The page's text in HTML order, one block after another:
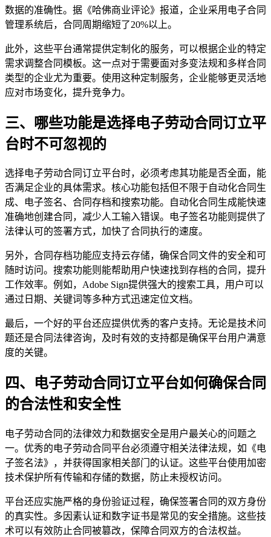
数据的准确性。据《哈佛商业评论》报道，企业采用电子合同
管理系统后，合同周期缩短了20%以上。
此外，这些平台通常提供定制化的服务，可以根据企业的特定
需求调整合同模板。这一点对于需要面对多变法规和多样合同
类型的企业尤为重要。使用这种定制服务，企业能够更灵活地
应对市场变化，提升竞争力。
三、哪些功能是选择电子劳动合同订立平
台时不可忽视的
选择电子劳动合同订立平台时，必须考虑其功能是否全面，能
否满足企业的具体需求。核心功能包括但不限于自动化合同生
成、电子签名、合同存档和搜索功能。自动化合同生成能快速
准确地创建合同，减少人工输入错误。电子签名功能则提供了
法律认可的签署方式，加快了合同执行的速度。
另外，合同存档功能应支持云存储，确保合同文件的安全和可
随时访问。搜索功能则能帮助用户快速找到存档的合同，提升
工作效率。例如，Adobe Sign提供强大的搜索工具，用户可以
通过日期、关键词等多种方式迅速定位文档。
最后，一个好的平台还应提供优秀的客户支持。无论是技术问
题还是合同法律咨询，及时有效的支持都是确保平台用户满意
度的关键。
四、电子劳动合同订立平台如何确保合同
的合法性和安全性
电子劳动合同的法律效力和数据安全是用户最关心的问题之
一。优秀的电子劳动合同平台必须遵守相关法律法规，如《电
子签名法》，并获得国家相关部门的认证。这些平台使用加密
技术保护所有传输和存储的数据，防止未授权访问。
平台还应实施严格的身份验证过程，确保签署合同的双方身份
的真实性。多因素认证和数字证书是常见的安全措施。这些技
术可以有效防止合同被篡改，保障合同双方的合法权益。